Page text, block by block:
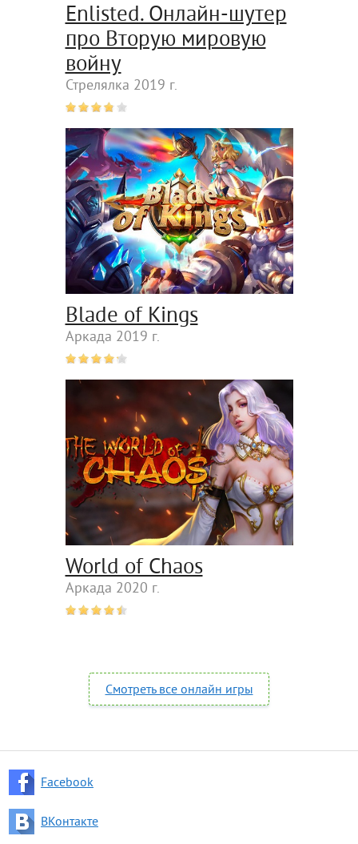
Enlisted. Онлайн-шутер
про Вторую мировую
войну
Стрелялка 2019 г.
Blade of Kings
Аркада 2019 г.
World of Chaos
Аркада 2020 г.
Смотреть все онлайн игры
Facebook
ВКонтакте